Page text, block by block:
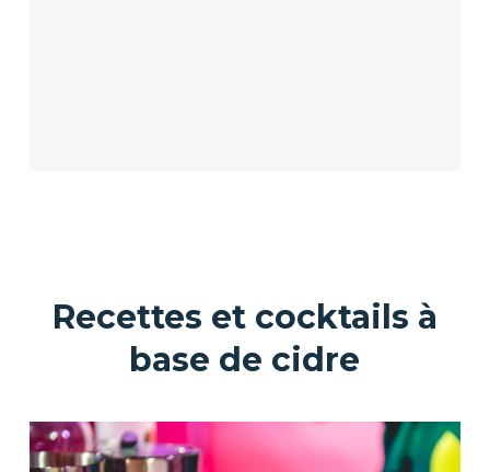
Recettes et cocktails à
base de cidre